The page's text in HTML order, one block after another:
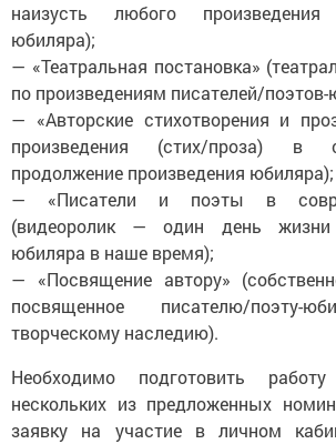
наизусть любого произведения
юбиляра);
— «Театральная постановка»
по произведениям писателей/
— «Авторские стихотворения и
произведения (стих/проза) в
продолжение произведения юбиляра);
— «Писатели и поэты в
(видеоролик — один день жизни
юбиляра в наше время);
— «Посвящение автору»
посвященное писателю/
творческому наследию).
Необходимо подготовить
нескольких из предложенных
заявку на участие в личном